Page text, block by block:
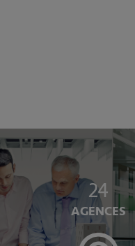
24
AGENCES